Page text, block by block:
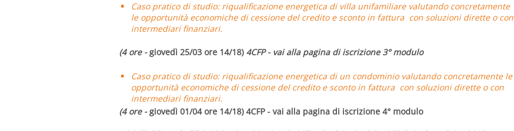
Caso pratico di studio: riqualificazione energetica di villa unifamiliare valutando concretamente
le opportunità economiche di cessione del credito e sconto in fattura con soluzioni dirette o con
intermediari finanziari.
(4 ore -giovedì 25/03 ore 14/18) 4CFP - vai alla pagina di iscrizione 3° modulo
Caso pratico di studio: riqualificazione energetica di un condominio valutando concretamente le
opportunità economiche di cessione del credito e sconto in fattura con soluzioni dirette o con
intermediari finanziari.
(4 ore -giovedì 01/04 ore 14/18) 4CFP - vai alla pagina di iscrizione 4° modulo